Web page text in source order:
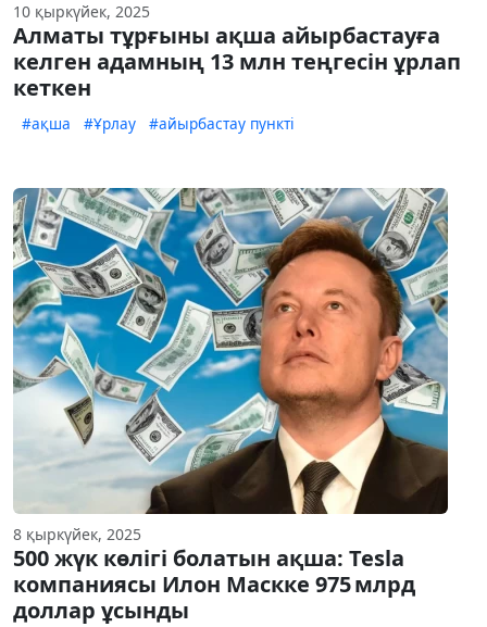
10 қыркүйек, 2025
Алматы тұрғыны ақша айырбастауға
келген адамның 13 млн теңгесін ұрлап
кеткен
#ақша #Ұрлау #айырбастау пункті
8 қыркүйек, 2025
500 жүк көлігі болатын ақша: Tesla
компаниясы Илон Маскке 975 млрд
доллар ұсынды